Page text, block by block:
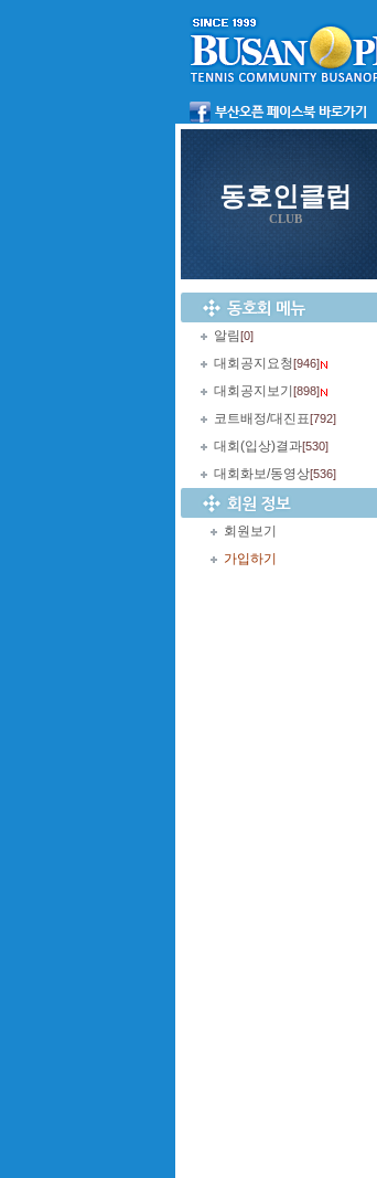
동호인클럽
CLUB
알림[0]
대회공지요청[946]
대회공지보기 [898]
코트배정/대진표[792]
대회(입상)결과[530]
대회화보/동영상[536]
회원보기
가입하기